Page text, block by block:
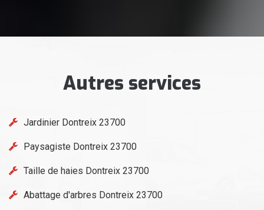
Autres services
Jardinier Dontreix 23700
Paysagiste Dontreix 23700
Taille de haies Dontreix 23700
Abattage d'arbres Dontreix 23700